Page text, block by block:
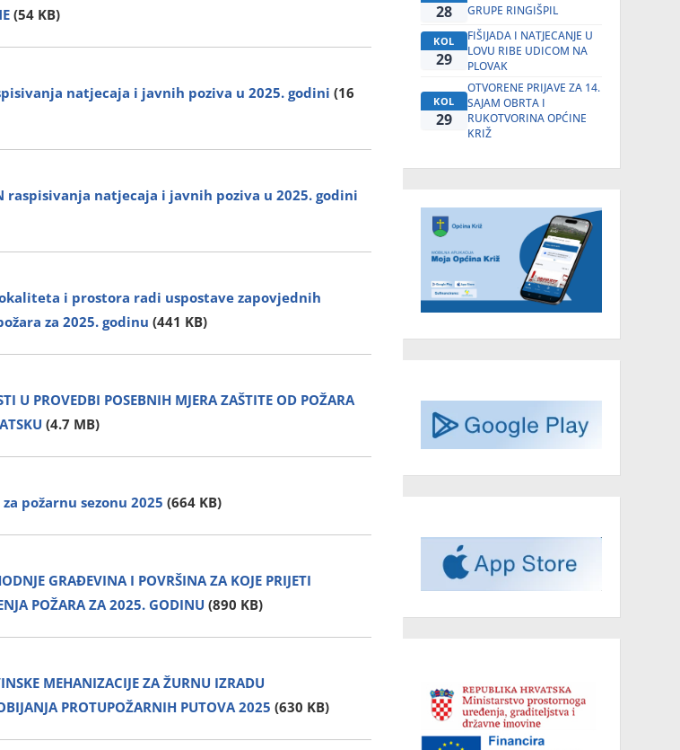
(54 KB)
natjecaja i javnih poziva u 2025. godini(16
raspisivanja natjecaja i javnih poziva u 2025. godini
i prostora radi uspostave zapovjednih
za 2025. godinu(441 KB)
U PROVEDBI POSEBNIH MJERA ZAŠTITE OD POŽARA
(4.7 MB)
požarnu sezonu 2025(664 KB)
GRAĐEVINA I POVRŠINA ZA KOJE PRIJETI
POŽARA ZA 2025. GODINU(890 KB)
MEHANIZACIJE ZA ŽURNU IZRADU
PROTUPOŽARNIH PUTOVA 2025(630 KB)
28
GRUPE RINGIŠPIL
KOL
29
FIŠIJADA I NATJECANJE U
LOVU RIBE UDICOM NA
PLOVAK
KOL
29
OTVORENE PRIJAVE ZA 14.
SAJAM OBRTA I
RUKOTVORINA OPĆINE
KRIŽ